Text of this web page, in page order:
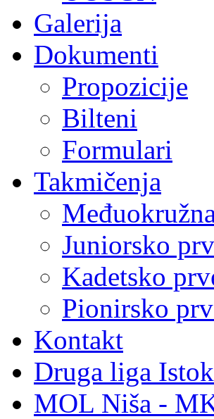
Galerija
Dokumenti
Propozicije
Bilteni
Formulari
Takmičenja
Juniorsko
Kadetsko
Pionirsko
Kontakt
Druga liga
MOL Niša -